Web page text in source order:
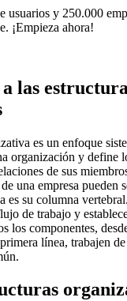
usuarios y 250.000
¡Empieza ahora!
las
es un enfoque
organización y define
de sus
una empresa pueden
es su columna
de trabajo y
los componentes,
línea, trabajen